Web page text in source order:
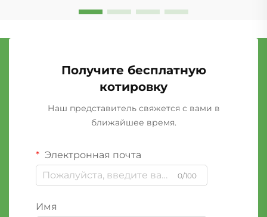
Получите бесплатную
котировку
Наш представитель свяжется с вами в
ближайшее время.
Электронная почта
0/100
Имя